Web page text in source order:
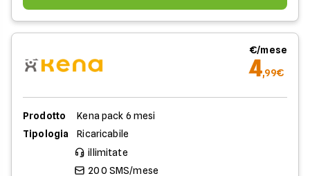
€/mese
4,99€
Prodotto
Kena pack 6 mesi
Tipologia
Ricaricabile
illimitate
200 SMS/mese